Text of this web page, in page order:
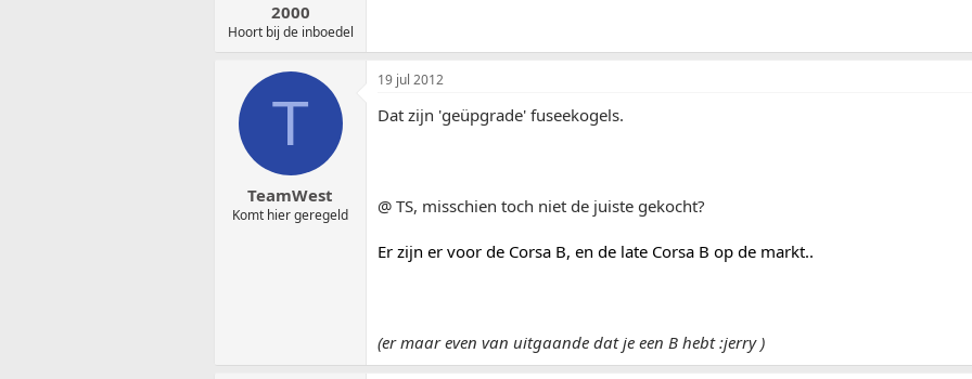
2000
Hoort bij de inboedel
T
TeamWest
Komt hier geregeld
19 jul 2012
Dat zijn 'geüpgrade' fuseekogels.
@ TS, misschien toch niet de juiste gekocht?
Er zijn er voor de Corsa B, en de late Corsa B op de markt..
(er maar even van uitgaande dat je een B hebt :jerry )